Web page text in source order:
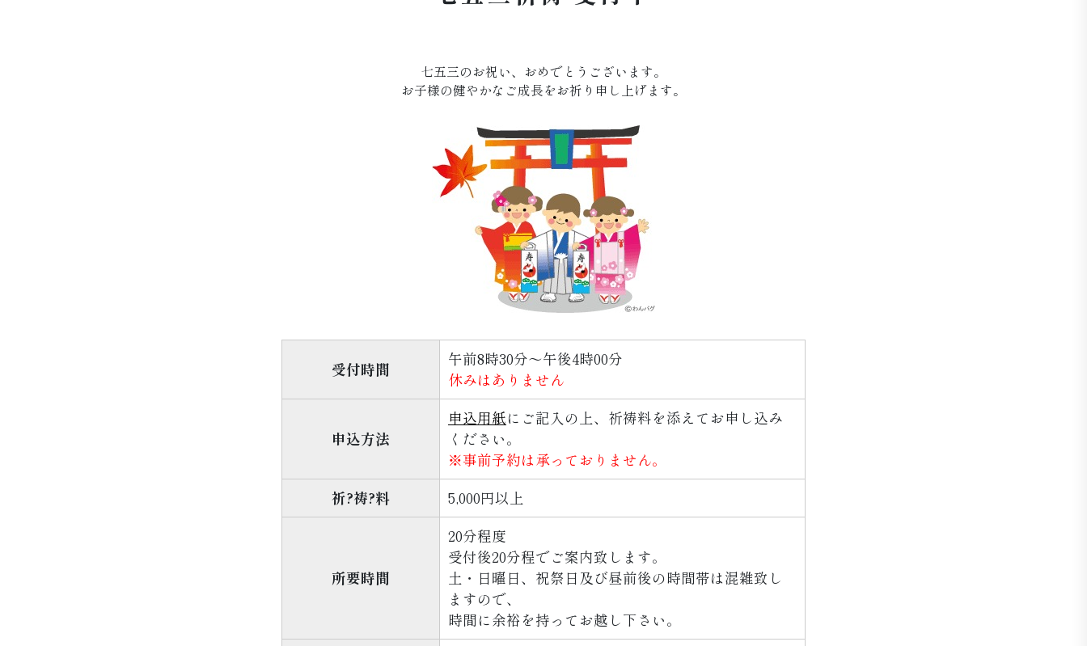
七五三のお祝い、おめでとうございます。
お子様の健やかなご成長をお祈り申し上げます。
受付時間
午前8時30分～午後4時00分
休みはありません
申込方法
申込用紙にご記入の上、祈祷料を添えてお申し込み
ください。
※事前予約は承っておりません。
祈?祷?料
5,000円以上
所要時間
20分程度
受付後20分程でご案内致します。
土・日曜日、祝祭日及び昼前後の時間帯は混雑致し
ますので、
時間に余裕を持ってお越し下さい。